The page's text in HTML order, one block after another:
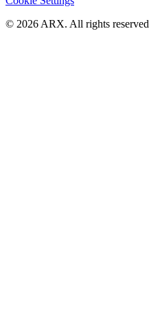
© 2026 ARX. All rights reserved